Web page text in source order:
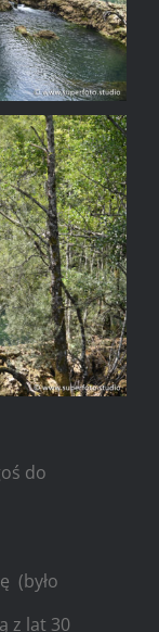
do
(było
z lat 30